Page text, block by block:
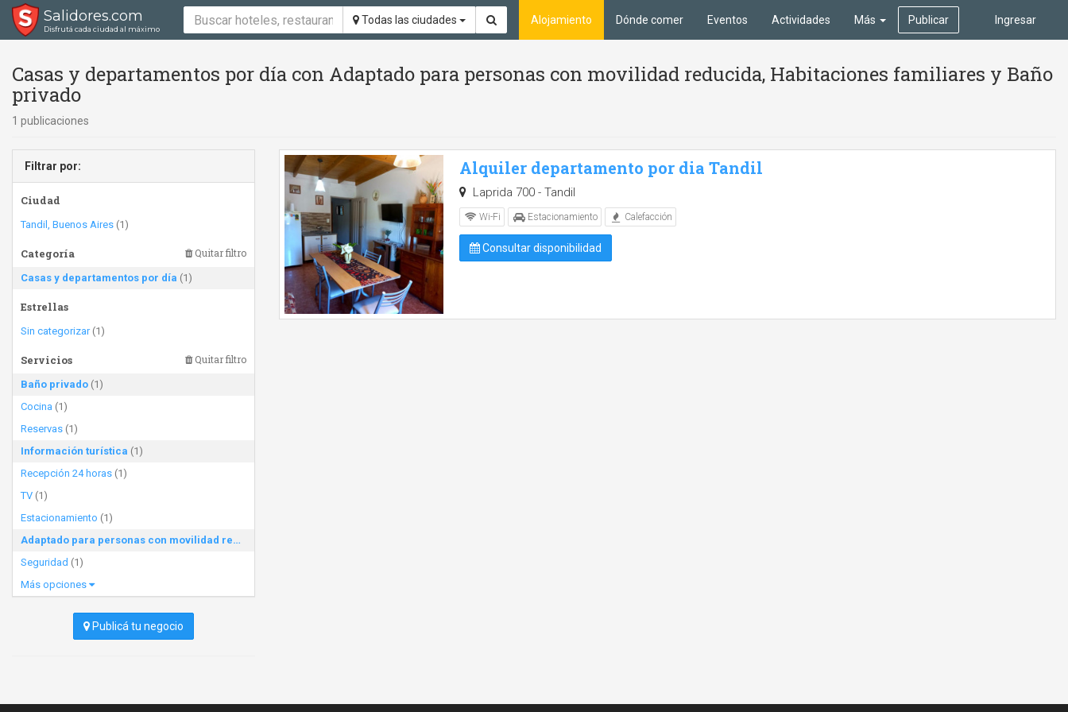
Salidores.com
Disfrutá cada ciudad al máximo
Todas las ciudades Ingresar
Alojamiento Dónde comer Eventos Actividades Más Publicar
Casas y departamentos por día con Adaptado para personas con movilidad reducida, Habitaciones familiares y Baño
privado
1 publicaciones
Filtrar por:
Ciudad
Tandil, Buenos Aires (1)
Categoría Quitar filtro
Casas y departamentos por día (1)
Estrellas
Sin categorizar(1)
Servicios Quitar filtro
Baño privado (1)
Cocina (1)
Reservas (1)
Información turística (1)
Recepción 24 horas (1)
TV (1)
Estacionamiento (1)
Adaptado para personas con movilidad reducida
Seguridad (1)
Más opciones
Publicá tu negocio
Alquiler departamento por dia Tandil
Laprida 700 - Tandil
Wi-Fi Estacionamiento Calefacción
Consultar disponibilidad